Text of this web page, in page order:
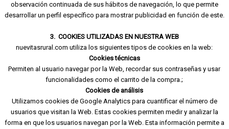
observación continuada de sus hábitos de navegación, lo que permite
desarrollar un perfil específico para mostrar publicidad en función de este.
3. COOKIES UTILIZADAS EN NUESTRA WEB
nuevitasrural.com utiliza los siguientes tipos de cookies en la web:
Cookies técnicas
Permiten al usuario navegar por la Web, recordar sus contraseñas y usar
funcionalidades como el carrito de la compra.;
Cookies de análisis
Utilizamos cookies de Google Analytics para cuantificar el número de
usuarios que visitan la Web. Estas cookies permiten medir y analizar la
forma en que los usuarios navegan por la Web. Esta información permite a